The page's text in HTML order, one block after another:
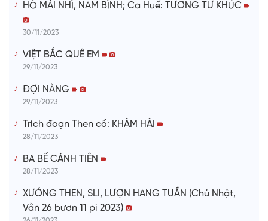
HÒ MÁI NHÌ, NAM BÌNH; Ca Huế: TƯƠNG TƯ KHÚC
30/11/2023
VIỆT BẮC QUÊ EM
29/11/2023
ĐỢI NÀNG
29/11/2023
Trích đoạn Then cổ: KHẢM HẢI
28/11/2023
BA BỂ CẢNH TIÊN
28/11/2023
XƯỚNG THEN, SLI, LƯỢN HANG TUẦN (Chủ Nhật,
Vằn 26 bươn 11 pi 2023)